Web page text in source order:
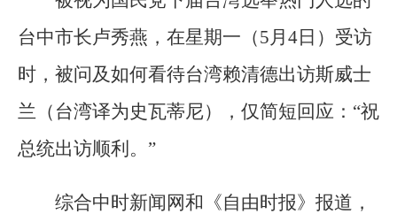
台中市长卢秀燕，在星期一（5月4日）受访
时，被问及如何看待台湾赖清德出访斯威士
兰（台湾译为史瓦蒂尼），仅简短回应：“祝
总统出访顺利。”
综合中时新闻网和《自由时报》报道，